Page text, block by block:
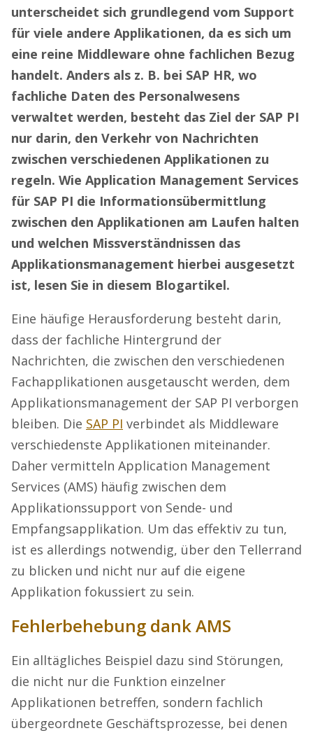
unterscheidet sich grundlegend vom Support
für viele andere Applikationen, da es sich um
eine reine Middleware ohne fachlichen Bezug
handelt. Anders als z. B. bei SAP HR, wo
fachliche Daten des Personalwesens
verwaltet werden, besteht das Ziel der SAP PI
nur darin, den Verkehr von Nachrichten
zwischen verschiedenen Applikationen zu
regeln. Wie Application Management Services
für SAP PI die Informationsübermittlung
zwischen den Applikationen am Laufen halten
und welchen Missverständnissen das
Applikationsmanagement hierbei ausgesetzt
ist, lesen Sie in diesem Blogartikel.
Eine häufige Herausforderung besteht darin,
dass der fachliche Hintergrund der
Nachrichten, die zwischen den verschiedenen
Fachapplikationen ausgetauscht werden, dem
Applikationsmanagement der SAP PI verborgen
bleiben. Die SAP PI verbindet als Middleware
verschiedenste Applikationen miteinander.
Daher vermitteln Application Management
Services (AMS) häufig zwischen dem
Applikationssupport von Sende- und
Empfangsapplikation. Um das effektiv zu tun,
ist es allerdings notwendig, über den Tellerrand
zu blicken und nicht nur auf die eigene
Applikation fokussiert zu sein.
Fehlerbehebung dank AMS
Ein alltägliches Beispiel dazu sind Störungen,
die nicht nur die Funktion einzelner
Applikationen betreffen, sondern fachlich
übergeordnete Geschäftsprozesse, bei denen